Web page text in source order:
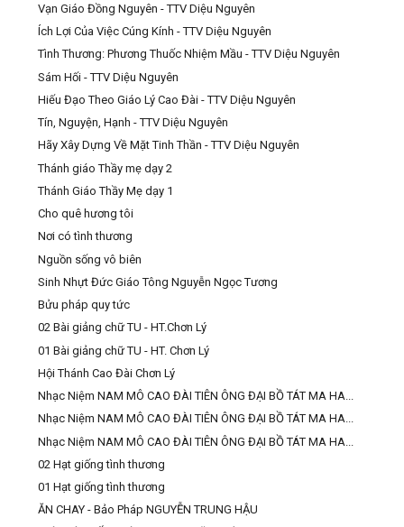
Vạn Giáo Đồng Nguyên - TTV Diệu Nguyên
Ích Lợi Của Việc Cúng Kính - TTV Diệu Nguyên
Tình Thương: Phương Thuốc Nhiệm Mầu - TTV Diệu Nguyên
Sám Hối - TTV Diệu Nguyên
Hiếu Đạo Theo Giáo Lý Cao Đài - TTV Diệu Nguyên
Tín, Nguyện, Hạnh - TTV Diệu Nguyên
Hãy Xây Dựng Về Mặt Tinh Thần - TTV Diệu Nguyên
Thánh giáo Thầy mẹ dạy 2
Thánh Giáo Thầy Mẹ dạy 1
Cho quê hương tôi
Nơi có tình thương
Nguồn sống vô biên
Sinh Nhựt Đức Giáo Tông Nguyễn Ngọc Tương
Bửu pháp quy tức
02 Bài giảng chữ TU - HT.Chơn Lý
01 Bài giảng chữ TU - HT. Chơn Lý
Hội Thánh Cao Đài Chơn Lý
Nhạc Niệm NAM MÔ CAO ĐÀI TIÊN ÔNG ĐẠI BỒ TÁT MA HA...
Nhạc Niệm NAM MÔ CAO ĐÀI TIÊN ÔNG ĐẠI BỒ TÁT MA HA...
Nhạc Niệm NAM MÔ CAO ĐÀI TIÊN ÔNG ĐẠI BỒ TÁT MA HA...
02 Hạt giống tình thương
01 Hạt giống tình thương
ĂN CHAY - Bảo Pháp NGUYỄN TRUNG HẬU